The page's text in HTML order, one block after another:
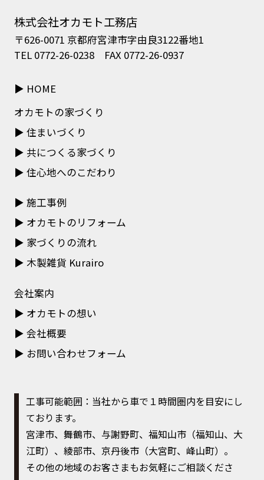
株式会社オカモト工務店
〒626-0071 京都府宮津市字由良3122番地1
TEL 0772-26-0238 FAX 0772-26-0937
HOME
オカモトの家づくり
住まいづくり
共につくる家づくり
住心地へのこだわり
施工事例
オカモトのリフォーム
家づくりの流れ
木製雑貨 Kurairo
会社案内
オカモトの想い
会社概要
お問い合わせフォーム
工事可能範囲：当社から車で１時間圏内を目安にし
ております。
宮津市、舞鶴市、与謝野町、福知山市（福知山、大
江町）、綾部市、京丹後市（大宮町、峰山町）。
その他の地域のお客さまもお気軽にご相談くださ